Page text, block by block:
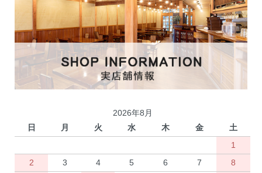
2026年8月
日
月 火 水 木 金
土
1
2
3 4 5 6 7
8